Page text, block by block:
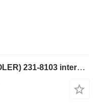
POSTENFRIADOR (AFTER COOLER) 231-8103 intercooler para Caterpillar D9T bulldozer